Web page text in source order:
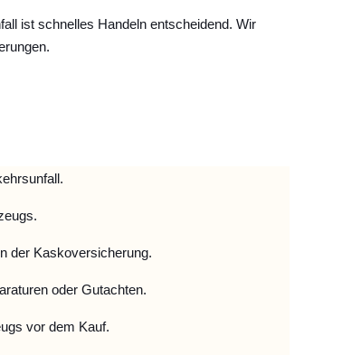
ist schnelles Handeln entscheidend. Wir
der Kaskoversicherung.
oder Gutachten.
vor dem Kauf.